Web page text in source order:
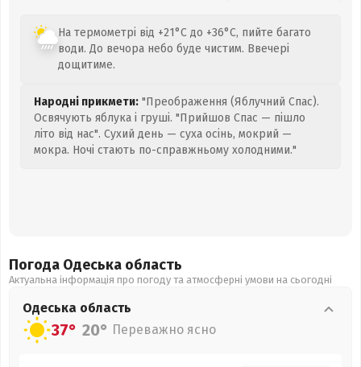
На термометрі від +21°C до +36°C, пийте багато
води. До вечора небо буде чистим. Ввечері
дощитиме.
Народні прикмети: "Преображення (Яблучний Спас).
Освячують яблука і груші. "Прийшов Спас — пішло
літо від нас". Сухий день — суха осінь, мокрий —
мокра. Ночі стають по-справжньому холодними."
Погода Одеська область
Актуальна інформація про погоду та атмосферні умови на сьогодні
Одеська область
37° 20° Переважно ясно